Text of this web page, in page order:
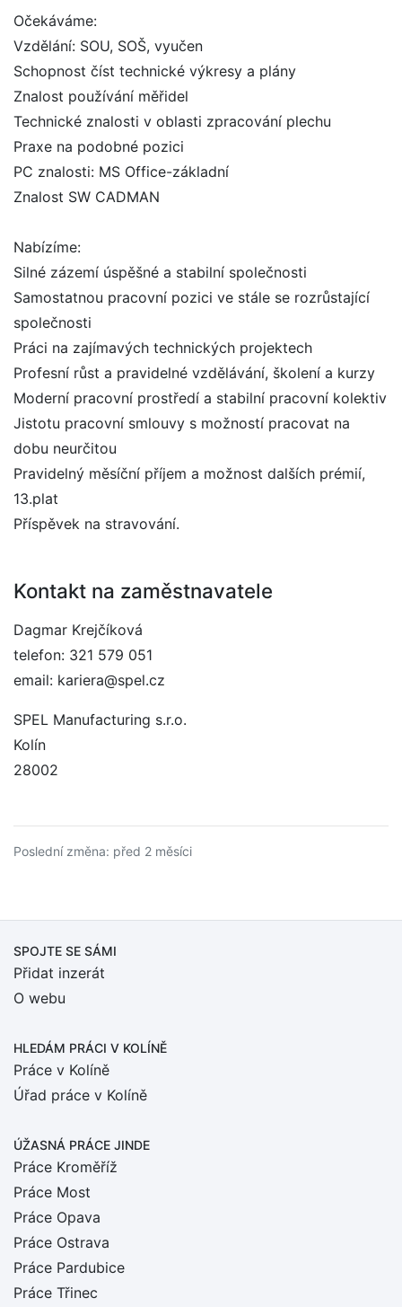
Očekáváme:
Vzdělání: SOU, SOŠ, vyučen
Schopnost číst technické výkresy a plány
Znalost používání měřidel
Technické znalosti v oblasti zpracování plechu
Praxe na podobné pozici
PC znalosti: MS Office-základní
Znalost SW CADMAN
Nabízíme:
Silné zázemí úspěšné a stabilní společnosti
Samostatnou pracovní pozici ve stále se rozrůstající
společnosti
Práci na zajímavých technických projektech
Profesní růst a pravidelné vzdělávání, školení a kurzy
Moderní pracovní prostředí a stabilní pracovní kolektiv
Jistotu pracovní smlouvy s možností pracovat na
dobu neurčitou
Pravidelný měsíční příjem a možnost dalších prémií,
13.plat
Příspěvek na stravování.
Kontakt na zaměstnavatele
Dagmar Krejčíková
telefon: 321 579 051
email: kariera@spel.cz
SPEL Manufacturing s.r.o.
Kolín
28002
Poslední změna: před 2 měsíci
SPOJTE SE SÁMI
Přidat inzerát
O webu
HLEDÁM PRÁCI V KOLÍNĚ
Práce v Kolíně
Úřad práce v Kolíně
ÚŽASNÁ PRÁCE JINDE
Práce Kroměříž
Práce Most
Práce Opava
Práce Ostrava
Práce Pardubice
Práce Třinec